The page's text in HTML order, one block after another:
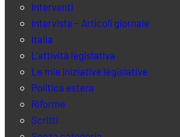
Interventi
Interviste – Articoli giornale
Italia
L'attività legislativa
Le mie iniziative legislative
Politica estera
Riforme
Scritti